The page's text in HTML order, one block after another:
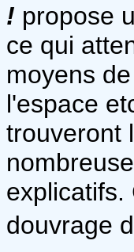
! propose
ce qui
moyens
l'espace
trouveront
explicatifs.
douvrage